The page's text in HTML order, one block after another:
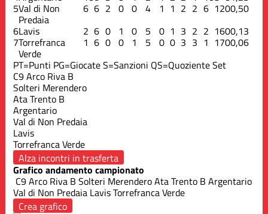
5Val di Non
Predaia
6 6 2 0 0 4 1 1 2 2 6 1200,50
6Lavis 2 6 0 1 0 5 0 1 3 2 2 1600,13
7Torrefranca
Verde
1 6 0 0 1 5 0 0 3 3 1 1700,06
PT=Punti PG=GiocateS=Sanzioni QS=Quoziente Set
C9 Arco Riva B
Solteri Merendero
Ata Trento B
Argentario
Val di Non Predaia
Lavis
Torrefranca Verde
Alza incontri in trasferta
Grafico andamento campionato
C9 Arco Riva B Solteri MerenderoAta Trento B Argentario
Val di Non Predaia LavisTorrefranca Verde
Crea grafico